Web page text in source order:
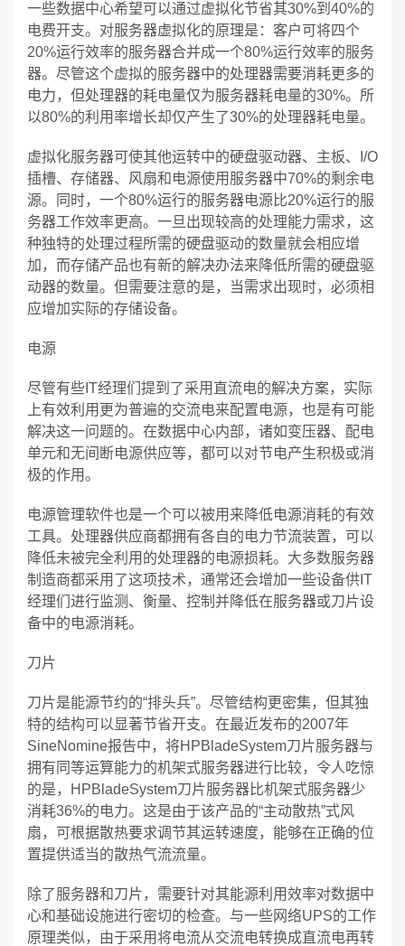
一些数据中心希望可以通过虚拟化节省其30%到40%的
电费开支。对服务器虚拟化的原理是：客户可将四个
20%运行效率的服务器合并成一个80%运行效率的服务
器。尽管这个虚拟的服务器中的处理器需要消耗更多的
电力，但处理器的耗电量仅为服务器耗电量的30%。所
以80%的利用率增长却仅产生了30%的处理器耗电量。
虚拟化服务器可使其他运转中的硬盘驱动器、主板、I/O
插槽、存储器、风扇和电源使用服务器中70%的剩余电
源。同时，一个80%运行的服务器电源比20%运行的服
务器工作效率更高。一旦出现较高的处理能力需求，这
种独特的处理过程所需的硬盘驱动的数量就会相应增
加，而存储产品也有新的解决办法来降低所需的硬盘驱
动器的数量。但需要注意的是，当需求出现时，必须相
应增加实际的存储设备。
电源
尽管有些IT经理们提到了采用直流电的解决方案，实际
上有效利用更为普遍的交流电来配置电源，也是有可能
解决这一问题的。在数据中心内部，诸如变压器、配电
单元和无间断电源供应等，都可以对节电产生积极或消
极的作用。
电源管理软件也是一个可以被用来降低电源消耗的有效
工具。处理器供应商都拥有各自的电力节流装置，可以
降低未被完全利用的处理器的电源损耗。大多数服务器
制造商都采用了这项技术，通常还会增加一些设备供IT
经理们进行监测、衡量、控制并降低在服务器或刀片设
备中的电源消耗。
刀片
刀片是能源节约的“排头兵”。尽管结构更密集，但其独
特的结构可以显著节省开支。在最近发布的2007年
SineNomine报告中，将HPBladeSystem刀片服务器与
拥有同等运算能力的机架式服务器进行比较，令人吃惊
的是，HPBladeSystem刀片服务器比机架式服务器少
消耗36%的电力。这是由于该产品的“主动散热”式风
扇，可根据散热要求调节其运转速度，能够在正确的位
置提供适当的散热气流流量。
除了服务器和刀片，需要针对其能源利用效率对数据中
心和基础设施进行密切的检查。与一些网络UPS的工作
原理类似，由于采用将电流从交流电转换成直流电再转